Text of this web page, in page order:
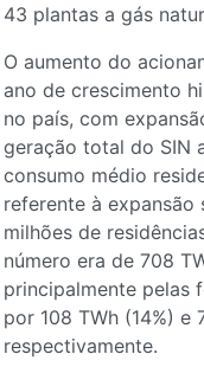
43 plantas a gás
O aumento do
ano de crescimento
no país, com
geração total do SIN
consumo médio
referente à expansão
milhões de
número era de 708
principalmente pelas
por 108 TWh (14%) e
respectivamente.